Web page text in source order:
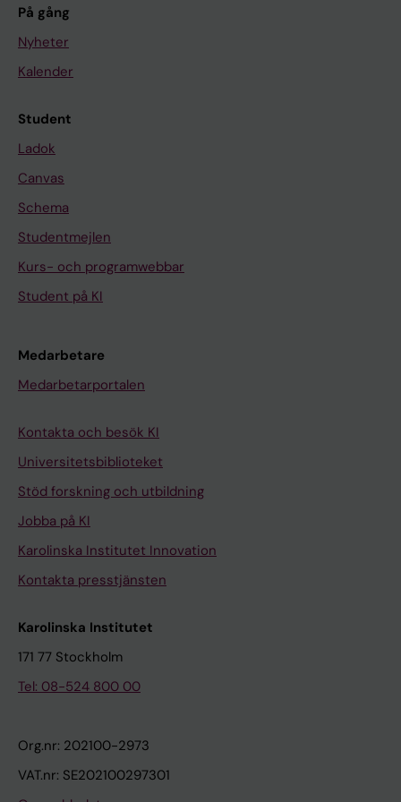
På gång
Nyheter
Kalender
Student
Ladok
Canvas
Schema
Studentmejlen
Kurs- och programwebbar
Student på KI
Medarbetare
Medarbetarportalen
Kontakta och besök KI
Universitetsbiblioteket
Stöd forskning och utbildning
Jobba på KI
Karolinska Institutet Innovation
Kontakta presstjänsten
Karolinska Institutet
171 77 Stockholm
Tel: 08-524 800 00
Org.nr: 202100-2973
VAT.nr: SE202100297301